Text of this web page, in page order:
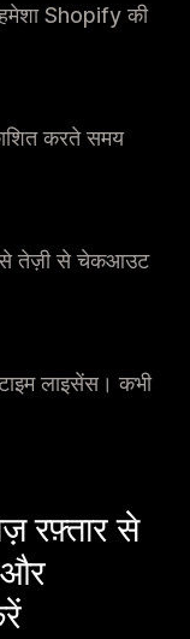
Shopify की
करते समय
तेज़ी से चेकआउट
लाइसेंस। कभी
रफ़्तार से
और